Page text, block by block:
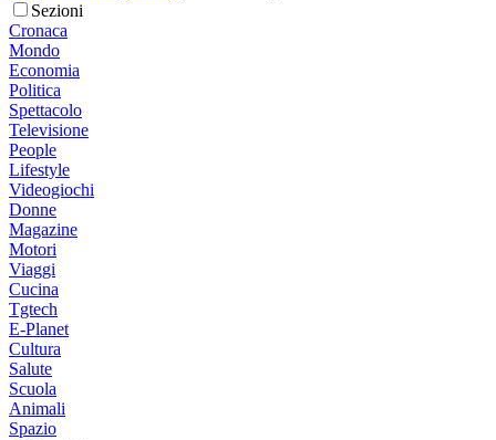
Sezioni
Cronaca
Mondo
Economia
Politica
Spettacolo
Televisione
People
Lifestyle
Videogiochi
Donne
Magazine
Motori
Viaggi
Cucina
Tgtech
E-Planet
Cultura
Salute
Scuola
Animali
Spazio